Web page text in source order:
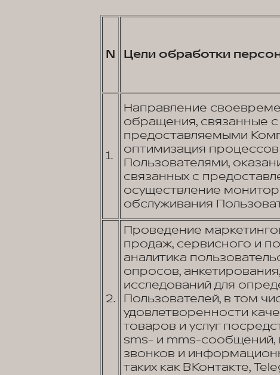
N Цели обработки
1.
Направление
обращения, связанные с
предоставляемыми
оптимизация
Пользователями,
связанных с
осуществление
обслуживания
2.
Проведение
продаж, сервисного и
аналитика
опросов,
исследований для
Пользователей, в том
удовлетворенности
товаров и услуг
sms- и mms-сообщений,
звонков и
таких как ВКонтакте,